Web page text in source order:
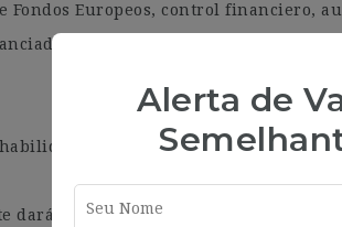
Fondos Europeos, control financiero,
por la Comisión. Europea,
de liderazgo a través de
darán la oportunidad de conocer
Alerta de